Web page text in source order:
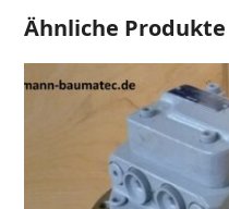
Drive-
Menge
Ähnliche Produkte